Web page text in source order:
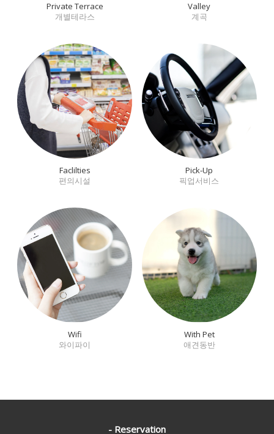
Private Terrace
개별테라스
Valley
계곡
Faclilties
편의시설
Pick-Up
픽업서비스
Wifi
와이파이
With Pet
애견동반
- Reservation